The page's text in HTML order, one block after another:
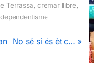
Terrassa ,cremar llibre
N
No sé si és ètic…